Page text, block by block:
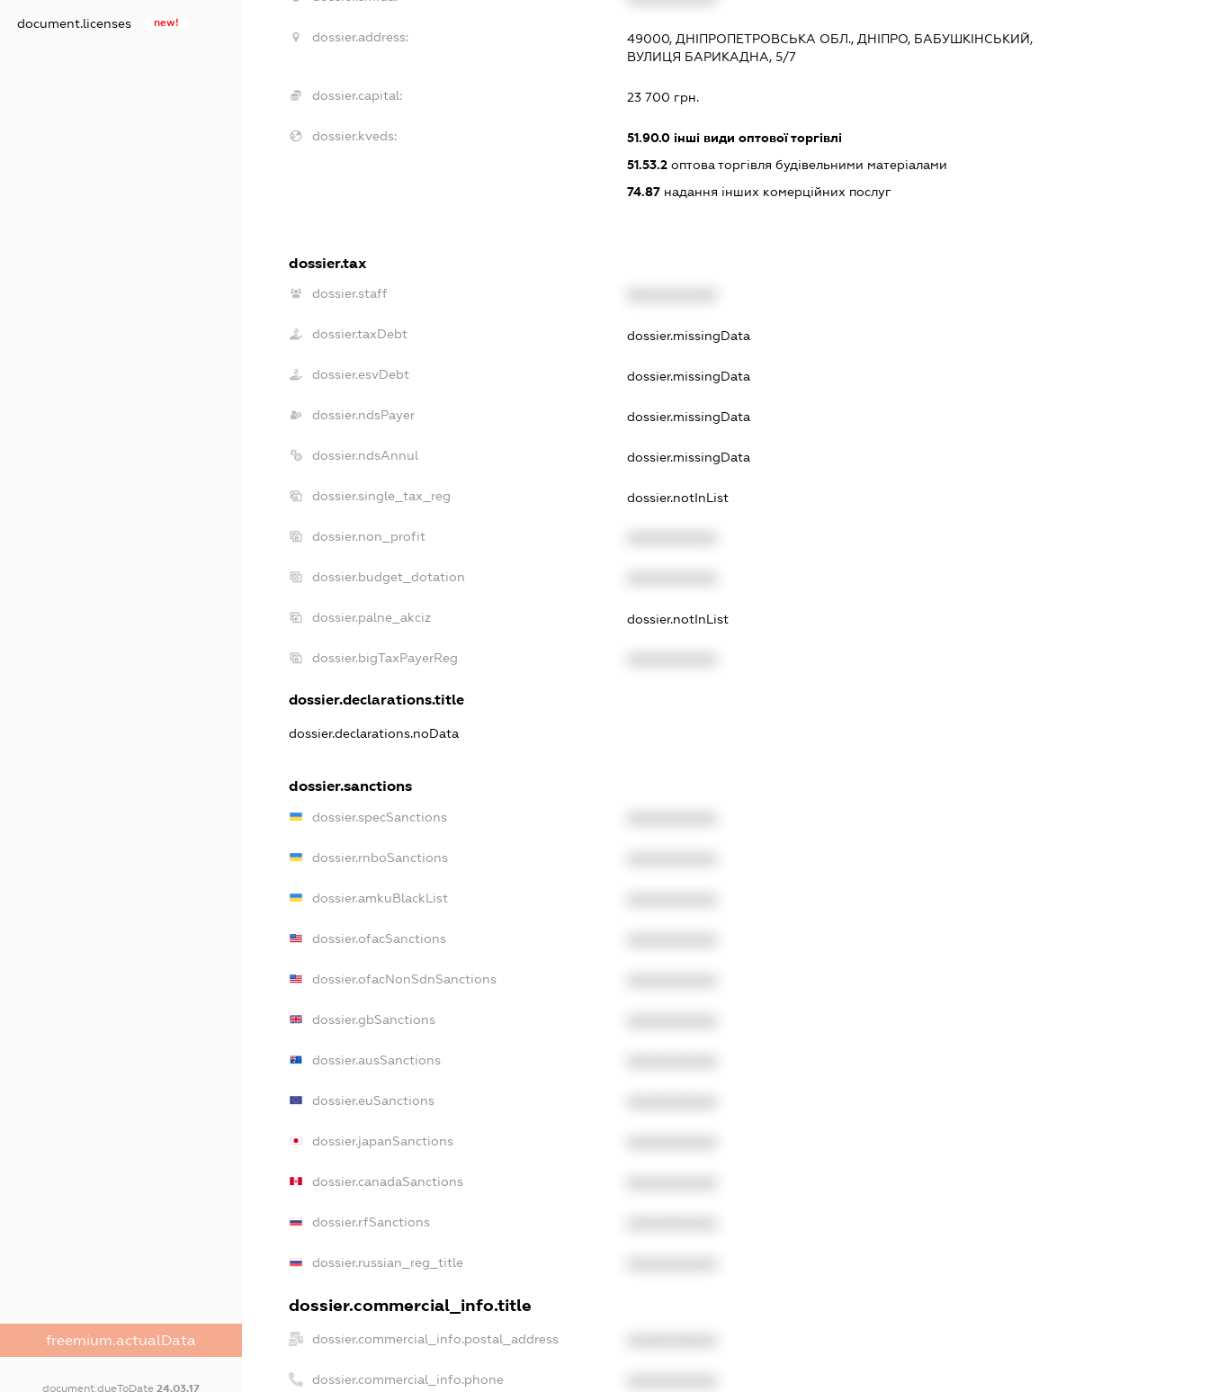
document.licenses new!
freemium.actualData
document.dueToDate 24.03.17
dossier.address:
49000, ДНІПРОПЕТРОВСЬКА ОБЛ., ДНІПРО, БАБУШКІНСЬКИЙ,
ВУЛИЦЯ БАРИКАДНА, 5/7
dossier.capital: 23 700 грн.
dossier.kveds: 51.90.0 інші види оптової торгівлі
51.53.2 оптова торгівля будівельними матеріалами
74.87 надання інших комерційних послуг
dossier.tax
dossier.staff
dossier.taxDebt dossier.missingData
dossier.esvDebt dossier.missingData
dossier.ndsPayer dossier.missingData
dossier.ndsAnnul dossier.missingData
dossier.single_tax_reg dossier.notInList
dossier.non_profit
dossier.budget_dotation
dossier.palne_akciz dossier.notInList
dossier.bigTaxPayerReg
dossier.declarations.title
dossier.declarations.noData
dossier.sanctions
dossier.specSanctions
dossier.rnboSanctions
dossier.amkuBlackList
dossier.ofacSanctions
dossier.ofacNonSdnSanctions
dossier.gbSanctions
dossier.ausSanctions
dossier.euSanctions
dossier.japanSanctions
dossier.canadaSanctions
dossier.rfSanctions
dossier.russian_reg_title
dossier.commercial_info.title
dossier.commercial_info.postal_address
dossier.commercial_info.phone